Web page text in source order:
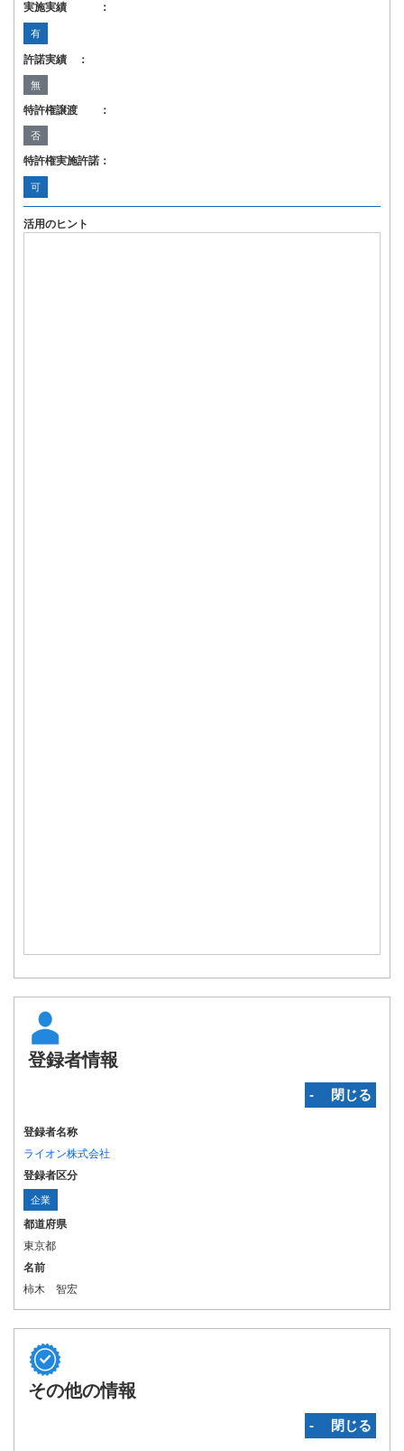
実施実績 ：
有
許諾実績 ：
無
特許権譲渡 ：
否
特許権実施許諾：
可
活用のヒント
登録者情報
‐ 閉じる
登録者名称
ライオン株式会社
登録者区分
企業
都道府県
東京都
名前
柿木 智宏
その他の情報
‐ 閉じる